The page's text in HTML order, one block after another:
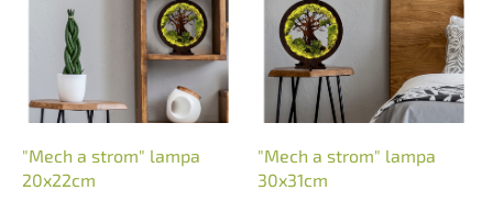
"Mech a strom" lampa
20x22cm
"Mech a strom" lampa
30x31cm